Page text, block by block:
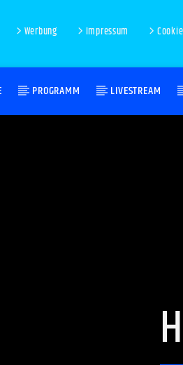
Werbung Impressum
PROGRAMM LIVESTREAM